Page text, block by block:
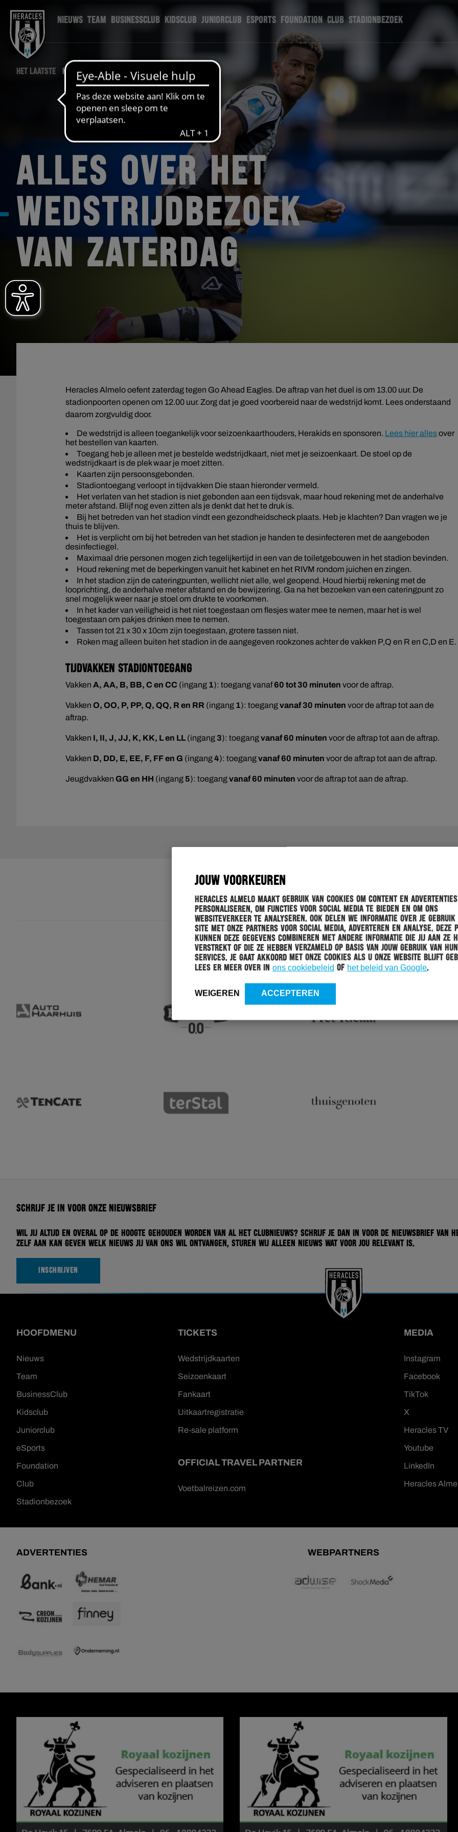
JOUW VOORKEUREN
Heracles Almelo maakt gebruik van cookies om content en
personaliseren, om functies voor social media te bieden en om ons
websiteverkeer te analyseren. Ook delen we informatie over je gebruik
site met onze partners voor social media, adverteren en analyse. Deze
kunnen deze gegevens combineren met andere informatie die jij aan ze
verstrekt of die ze hebben verzameld op basis van jouw gebruik van hun
services. Je gaat akkoord met onze cookies als u onze website blijft
Lees er meer over in ons cookiebeleid of het beleid van Google.
WEIGEREN ACCEPTEREN
NIEUWS TEAM BUSINESSCLUB KIDSCLUB JUNIORCLUB ESPORTS FOUNDATION CLUB STADIONBEZOEK
HET LAATSTE HERACLES NIEUWS
ALLES OVER HET
WEDSTRIJDBEZOEK
VAN ZATERDAG
Heracles Almelo oefent zaterdag tegen Go Ahead Eagles. De aftrap van het duel is om 13.00 uur. De
stadionpoorten openen om 12.00 uur. Zorg dat je goed voorbereid naar de wedstrijd komt. Lees onderstaand
daarom zorgvuldig door.
De wedstrijd is alleen toegankelijk voor seizoenkaarthouders, Herakids en sponsoren. Lees hier allesover
het bestellen van kaarten.
Toegang heb je alleen met je bestelde wedstrijdkaart, niet met je seizoenkaart. De stoel op de
wedstrijdkaart is de plek waar je moet zitten.
Kaarten zijn persoonsgebonden.
Stadiontoegang verloopt in tijdvakken Die staan hieronder vermeld.
Het verlaten van het stadion is niet gebonden aan een tijdsvak, maar houd rekening met de anderhalve
meter afstand. Blijf nog even zitten als je denkt dat het te druk is.
Bij het betreden van het stadion vindt een gezondheidscheck plaats. Heb je klachten? Dan vragen we je
thuis te blijven.
Het is verplicht om bij het betreden van het stadion je handen te desinfecteren met de aangeboden
desinfectiegel.
Maximaal drie personen mogen zich tegelijkertijd in een van de toiletgebouwen in het stadion bevinden.
Houd rekening met de beperkingen vanuit het kabinet en het RIVM rondom juichen en zingen.
In het stadion zijn de cateringpunten, wellicht niet alle, wel geopend. Houd hierbij rekening met de
looprichting, de anderhalve meter afstand en de bewijzering. Ga na het bezoeken van een cateringpunt zo
snel mogelijk weer naar je stoel om drukte te voorkomen.
In het kader van veiligheid is het niet toegestaan om flesjes water mee te nemen, maar het is wel
toegestaan om pakjes drinken mee te nemen.
Tassen tot 21 x 30 x 10cm zijn toegestaan, grotere tassen niet.
Roken mag alleen buiten het stadion in de aangegeven rookzones achter de vakken P,Q en R en C,D en E.
Tijdvakken stadiontoegang
Vakken A, AA, B, BB, C en CC (ingang 1): toegang vanaf60 tot 30 minuten voor de aftrap.
Vakken O, OO, P, PP, Q, QQ, R en RR (ingang 1): toegangvanaf 30 minuten voor de aftrap tot aan de
aftrap.
Vakken I, II, J, JJ, K, KK, L en LL (ingang3): toegangvanaf 60 minuten voor de aftrap tot aan de aftrap.
Vakken D, DD, E, EE, F, FF en G (ingang4): toegangvanaf 60 minuten voor de aftrap tot aan de aftrap.
Jeugdvakken GG en HH (ingang 5): toegangvanaf 60 minuten voor de aftrap tot aan de aftrap.
Schrijf je in voor onze nieuwsbrief
Wil jij altijd en overal op de hoogte gehouden worden van al het clubnieuws? Schrijf je dan in voor de nieuwsbrief van
zelf aan kan geven welk nieuws jij van ons wil ontvangen, sturen wij alleen nieuws wat voor jou relevant is.
INSCHRIJVEN
HOOFDMENU
Nieuws
Team
BusinessClub
Kidsclub
Juniorclub
eSports
Foundation
Club
Stadionbezoek
TICKETS
Wedstrijdkaarten
Seizoenkaart
Fankaart
Uitkaartregistratie
Re-sale platform
OFFICIAL TRAVEL PARTNER
Voetbalreizen.com
MEDIA
Instagram
Facebook
TikTok
X
Heracles TV
Youtube
LinkedIn
Heracles
ADVERTENTIES WEBPARTNERS